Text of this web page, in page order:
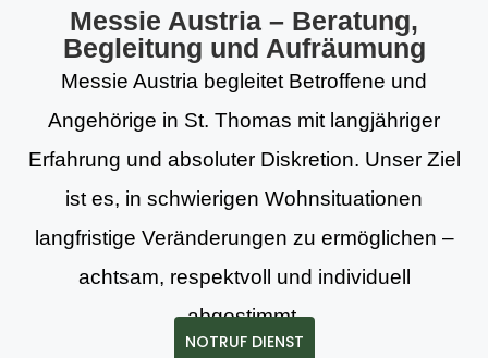
Messie Austria – Beratung,
Begleitung und Aufräumung
Messie Austria begleitet Betroffene und
Angehörige in St. Thomas mit langjähriger
Erfahrung und absoluter Diskretion. Unser Ziel
ist es, in schwierigen Wohnsituationen
langfristige Veränderungen zu ermöglichen –
achtsam, respektvoll und individuell
abgestimmt.
NOTRUF DIENST